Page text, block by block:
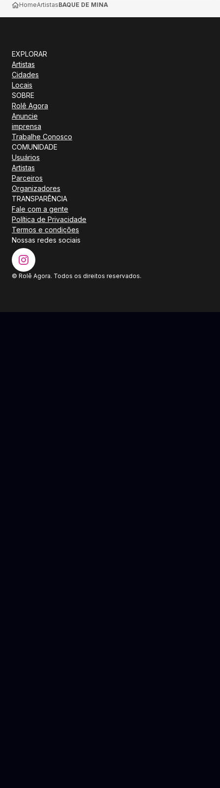
HomeArtistasBAQUE DE MINA
EXPLORAR
Artistas
Cidades
Locais
SOBRE
Rolê Agora
Anuncie
imprensa
Trabalhe Conosco
COMUNIDADE
Usuários
Artistas
Parceiros
Organizadores
TRANSPARÊNCIA
Fale com a gente
Política de Privacidade
Termos e condições
Nossas redes sociais
© Rolê Agora. Todos os direitos reservados.